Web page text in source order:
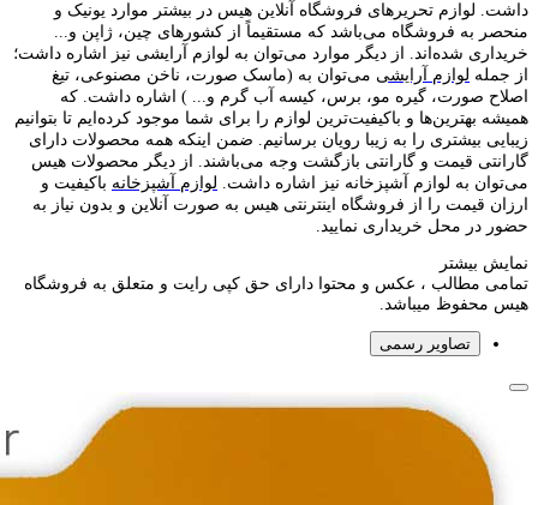
داشت. لوازم تحریر‌های فروشگاه آنلاین هیس در بیشتر موارد یونیک و
منحصر به فروشگاه می‌باشد که مستقیماً از کشور‌های چین، ژاپن و...
خریداری شده‌اند. از دیگر موارد می‌توان به لوازم آرایشی نیز اشاره داشت؛
از جمله لوازم آرایشی می‌توان به (ماسک صورت، ناخن مصنوعی، تیغ
اصلاح صورت، گیره مو، برس، کیسه آب گرم و... ) اشاره داشت. که
همیشه بهترین‌ها و باکیفیت‌ترین لوازم را برای شما موجود کرده‌ایم تا بتوانیم
زیبایی بیشتری را به زیبا رویان برسانیم. ضمن اینکه همه محصولات دارای
گارانتی قیمت و گارانتی بازگشت وجه می‌باشند. از دیگر محصولات هیس
می‌توان به لوازم آشپزخانه نیز اشاره داشت. لوازم آشپزخانه باکیفیت و
ارزان قیمت را از فروشگاه اینترنتی هیس به صورت آنلاین و بدون نیاز به
حضور در محل خریداری نمایید.
نمایش بیشتر
تمامی مطالب ، عکس و محتوا دارای حق کپی رایت و متعلق به فروشگاه
هیس محفوظ میباشد.
تصاویر رسمی